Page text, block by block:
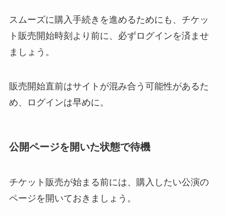
スムーズに購入手続きを進めるためにも、チケッ
ト販売開始時刻より前に、必ずログインを済ませ
ましょう。
販売開始直前はサイトが混み合う可能性があるた
め、ログインは早めに。
公開ページを開いた状態で待機
チケット販売が始まる前には、購入したい公演の
ページを開いておきましょう。